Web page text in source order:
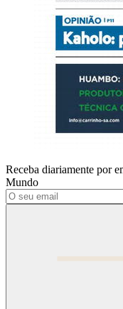
Receba diariamente por
Mundo